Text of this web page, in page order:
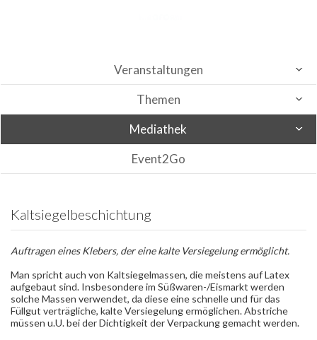
Veranstaltungen
Themen
Mediathek
Event2Go
Kaltsiegelbeschichtung
Auftragen eines Klebers, der eine kalte Versiegelung ermöglicht.
Man spricht auch von Kaltsiegelmassen, die meistens auf Latex
aufgebaut sind. Insbesondere im Süßwaren-/Eismarkt werden
solche Massen verwendet, da diese eine schnelle und für das
Füllgut verträgliche, kalte Versiegelung ermöglichen. Abstriche
müssen u.U. bei der Dichtigkeit der Verpackung gemacht werden.